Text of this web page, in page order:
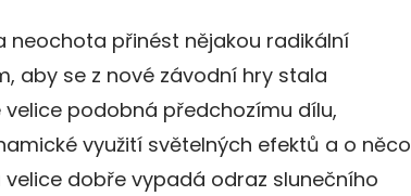
neochota přinést nějakou radikální
aby se z nové závodní hry stala
podobná předchozímu dílu,
využití světelných efektů a o něco
velice dobře vypadá odraz slunečního